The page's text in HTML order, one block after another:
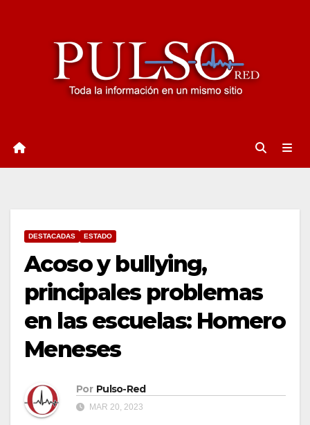
DESTACADAS ESTADO
Acoso y bullying,
principales problemas
en las escuelas: Homero
Meneses
Por Pulso-Red
MAR 20, 2023